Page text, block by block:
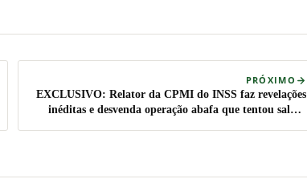
PRÓXIMO
EXCLUSIVO: Relator da CPMI do INSS faz revelações
inéditas e desvenda operação abafa que tentou salvar